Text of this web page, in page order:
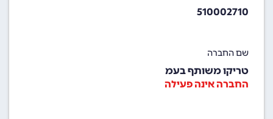
510002710
שם החברה
טריקו משותף בעמ
החברה אינה פעילה